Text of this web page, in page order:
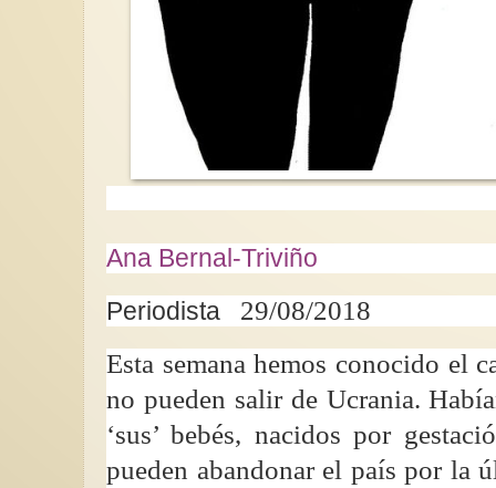
Ana Bernal-Triviño
Periodista
29/08/2018
Esta semana hemos conocido el
no pueden salir de Ucrania.
‘sus’ bebés, nacidos por
pueden abandonar el país por la
Masculinidad,
consentimiento: La
la masculinidad (1/3)
Transformar a una
nacida en un niño,